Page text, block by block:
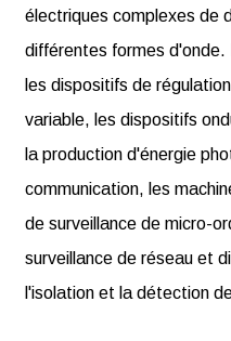
électriques complexes de
différentes formes
les dispositifs de
variable, les dispositifs
la production d'énergie
communication, les
de surveillance de micro-
surveillance de réseau et
l'isolation et la détection